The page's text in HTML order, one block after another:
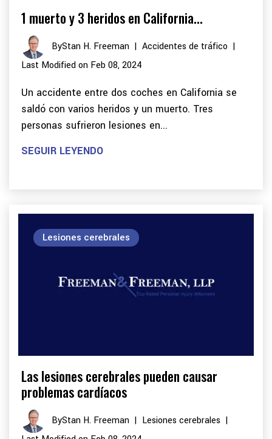
1 muerto y 3 heridos en California...
ByStan H. Freeman | Accidentes de tráfico |
Last Modified on Feb 08, 2024
Un accidente entre dos coches en California se
saldó con varios heridos y un muerto. Tres
personas sufrieron lesiones en...
SEGUIR LEYENDO
Las lesiones cerebrales pueden causar
problemas cardíacos
ByStan H. Freeman | Lesiones cerebrales |
Lesiones cerebrales